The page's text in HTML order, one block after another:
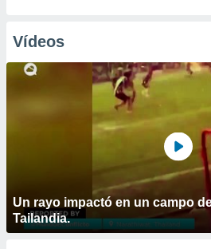
Vídeos
Un rayo impactó en un campo
Tailandia.